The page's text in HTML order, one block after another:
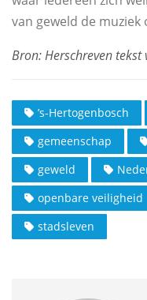
van geweld de muziek
’s-Hertogenbosch
gemeenschap
geweld
openbare veiligheid
stadsleven